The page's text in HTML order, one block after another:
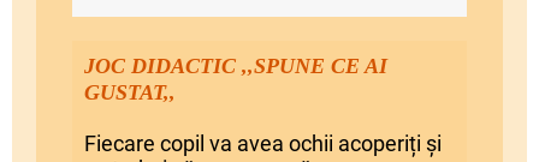
JOC DIDACTIC ,,SPUNE CE AI
GUSTAT,,
Fiecare copil va avea ochii acoperiți și